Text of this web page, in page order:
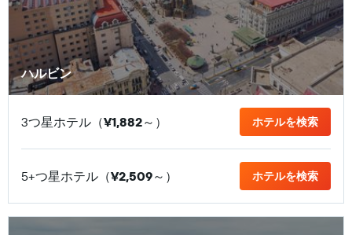
ハルビン
3つ星ホテル（¥1,882​～） ホテルを検索
5+つ星ホテル（¥2,509​～） ホテルを検索